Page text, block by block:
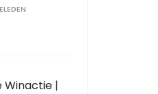
Winactie |